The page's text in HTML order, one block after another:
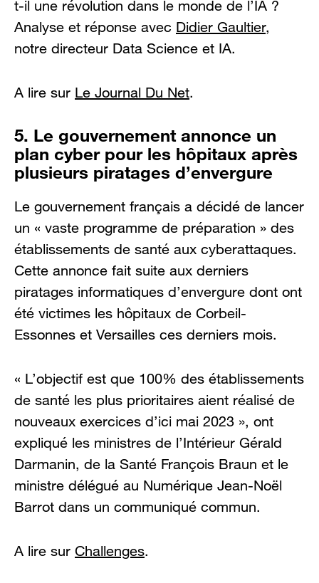
t-il une révolution dans le monde de l’IA ?
Analyse et réponse avec Didier Gaultier,
notre directeur Data Science et IA.
A lire sur Le Journal Du Net.
5. Le gouvernement annonce un
plan cyber pour les hôpitaux après
plusieurs piratages d’envergure
Le gouvernement français a décidé de lancer
un « vaste programme de préparation » des
établissements de santé aux cyberattaques.
Cette annonce fait suite aux derniers
piratages informatiques d’envergure dont ont
été victimes les hôpitaux de Corbeil-
Essonnes et Versailles ces derniers mois.
« L’objectif est que 100% des établissements
de santé les plus prioritaires aient réalisé de
nouveaux exercices d’ici mai 2023 », ont
expliqué les ministres de l’Intérieur Gérald
Darmanin, de la Santé François Braun et le
ministre délégué au Numérique Jean-Noël
Barrot dans un communiqué commun.
A lire sur Challenges.